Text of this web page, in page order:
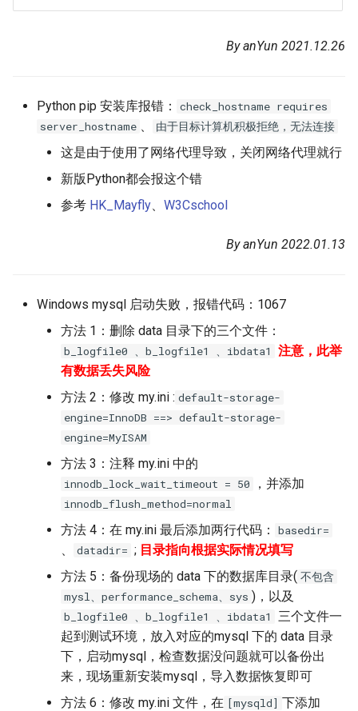
By anYun 2021.12.26
Python pip 安装库报错：
check_hostname requires
server_hostname 、 由于目标计算机积极拒绝，无法连接
这是由于使用了网络代理导致，关闭网络代理就行
新版Python都会报这个错
参考 HK_Mayfly、 W3Cschool
By anYun 2022.01.13
Windows mysql 启动失败，报错代码：1067
方法 1：删除 data 目录下的三个文件：
b_logfile0 、b_logfile1 、ibdata1
注意，此举
有数据丢失风险
方法 2：修改 my.ini : default-storage-
engine=InnoDB ==> default-storage-
engine=MyISAM
方法 3：注释 my.ini 中的
innodb_lock_wait_timeout = 50 ，并添加
innodb_flush_method=normal
方法 4：在 my.ini 最后添加两行代码： basedir=
、 datadir= ; 目录指向根据实际情况填写
方法 5：备份现场的 data 下的数据库目录( 不包含
mysl、performance_schema、sys )，以及
b_logfile0 、b_logfile1 、ibdata1
三个文件一
起到测试环境，放入对应的mysql 下的 data 目录
下，启动mysql，检查数据没问题就可以备份出
来，现场重新安装mysql，导入数据恢复即可
方法 6：修改 my.ini 文件，在 [mysqld] 下添加